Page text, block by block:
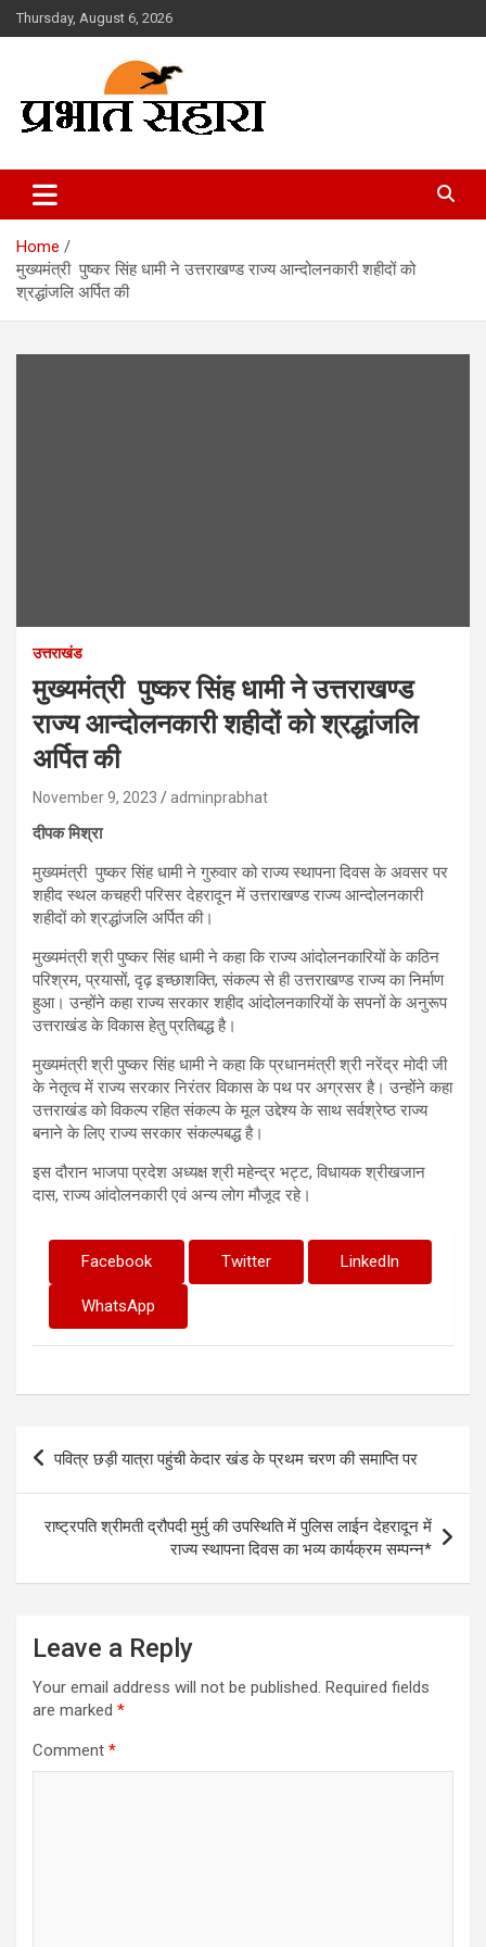
Skip
to
Thursday, August 6, 2026
Prabhat Sahara
Home
मुख्यमंत्री पुष्कर सिंह धामी ने उत्तराखण्ड राज्य आन्दोलनकारी शहीदों को
श्रद्धांजलि अर्पित की
उत्तराखंड
मुख्यमंत्री पुष्कर सिंह धामी ने उत्तराखण्ड
राज्य आन्दोलनकारी शहीदों को श्रद्धांजलि
अर्पित की
November 9, 2023 adminprabhat
दीपक मिश्रा
मुख्यमंत्री पुष्कर सिंह धामी ने गुरुवार को राज्य स्थापना दिवस के अवसर पर
शहीद स्थल कचहरी परिसर देहरादून में उत्तराखण्ड राज्य आन्दोलनकारी
शहीदों को श्रद्धांजलि अर्पित की।
मुख्यमंत्री श्री पुष्कर सिंह धामी ने कहा कि राज्य आंदोलनकारियों के कठिन
परिश्रम, प्रयासों, दृढ़ इच्छाशक्ति, संकल्प से ही उत्तराखण्ड राज्य का निर्माण
हुआ। उन्होंने कहा राज्य सरकार शहीद आंदोलनकारियों के सपनों के अनुरूप
उत्तराखंड के विकास हेतु प्रतिबद्ध है।
मुख्यमंत्री श्री पुष्कर सिंह धामी ने कहा कि प्रधानमंत्री श्री नरेंद्र मोदी जी
के नेतृत्व में राज्य सरकार निरंतर विकास के पथ पर अग्रसर है। उन्होंने कहा
उत्तराखंड को विकल्प रहित संकल्प के मूल उद्देश्य के साथ सर्वश्रेष्ठ राज्य
बनाने के लिए राज्य सरकार संकल्पबद्ध है।
इस दौरान भाजपा प्रदेश अध्यक्ष श्री महेन्द्र भट्ट, विधायक श्रीखजान
दास, राज्य आंदोलनकारी एवं अन्य लोग मौजूद रहे।
Facebook Twitter LinkedIn
WhatsApp
Post
navigation
पवित्र छड़ी यात्रा पहुंची केदार खंड के प्रथम चरण की समाप्ति पर
राष्ट्रपति श्रीमती द्रौपदी मुर्मु की उपस्थिति में पुलिस लाईन देहरादून में
राज्य स्थापना दिवस का भव्य कार्यक्रम सम्पन्न*
Leave a Reply
Your email address will not be published. Required fields
are marked *
Comment *